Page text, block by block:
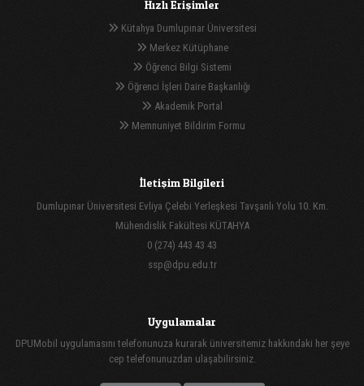
Hızlı Erişimler
Kütahya Dumlupınar Üniversitesi
Merkez Kütüphane
Öğrenci Bilgi Sistemi
Öğrenci İşleri Daire Başkanlığı
Akademik Portal
Memnuniyet Bildirim Formu
İletişim Bilgileri
Dumlupınar Üniversitesi Evliya Çelebi Yerleşkesi Tavşanlı Yolu 10. Km.
Mühendislik Fakültesi KÜTAHYA
0 (274) 443 43 43
ssp@dpu.edu.tr
Uygulamalar
DPUMobil uygulamasını telefonunuza kurarak üniversitemiz hakkındaki her şeye
cep telefonunuzdan ulaşabilirsiniz.